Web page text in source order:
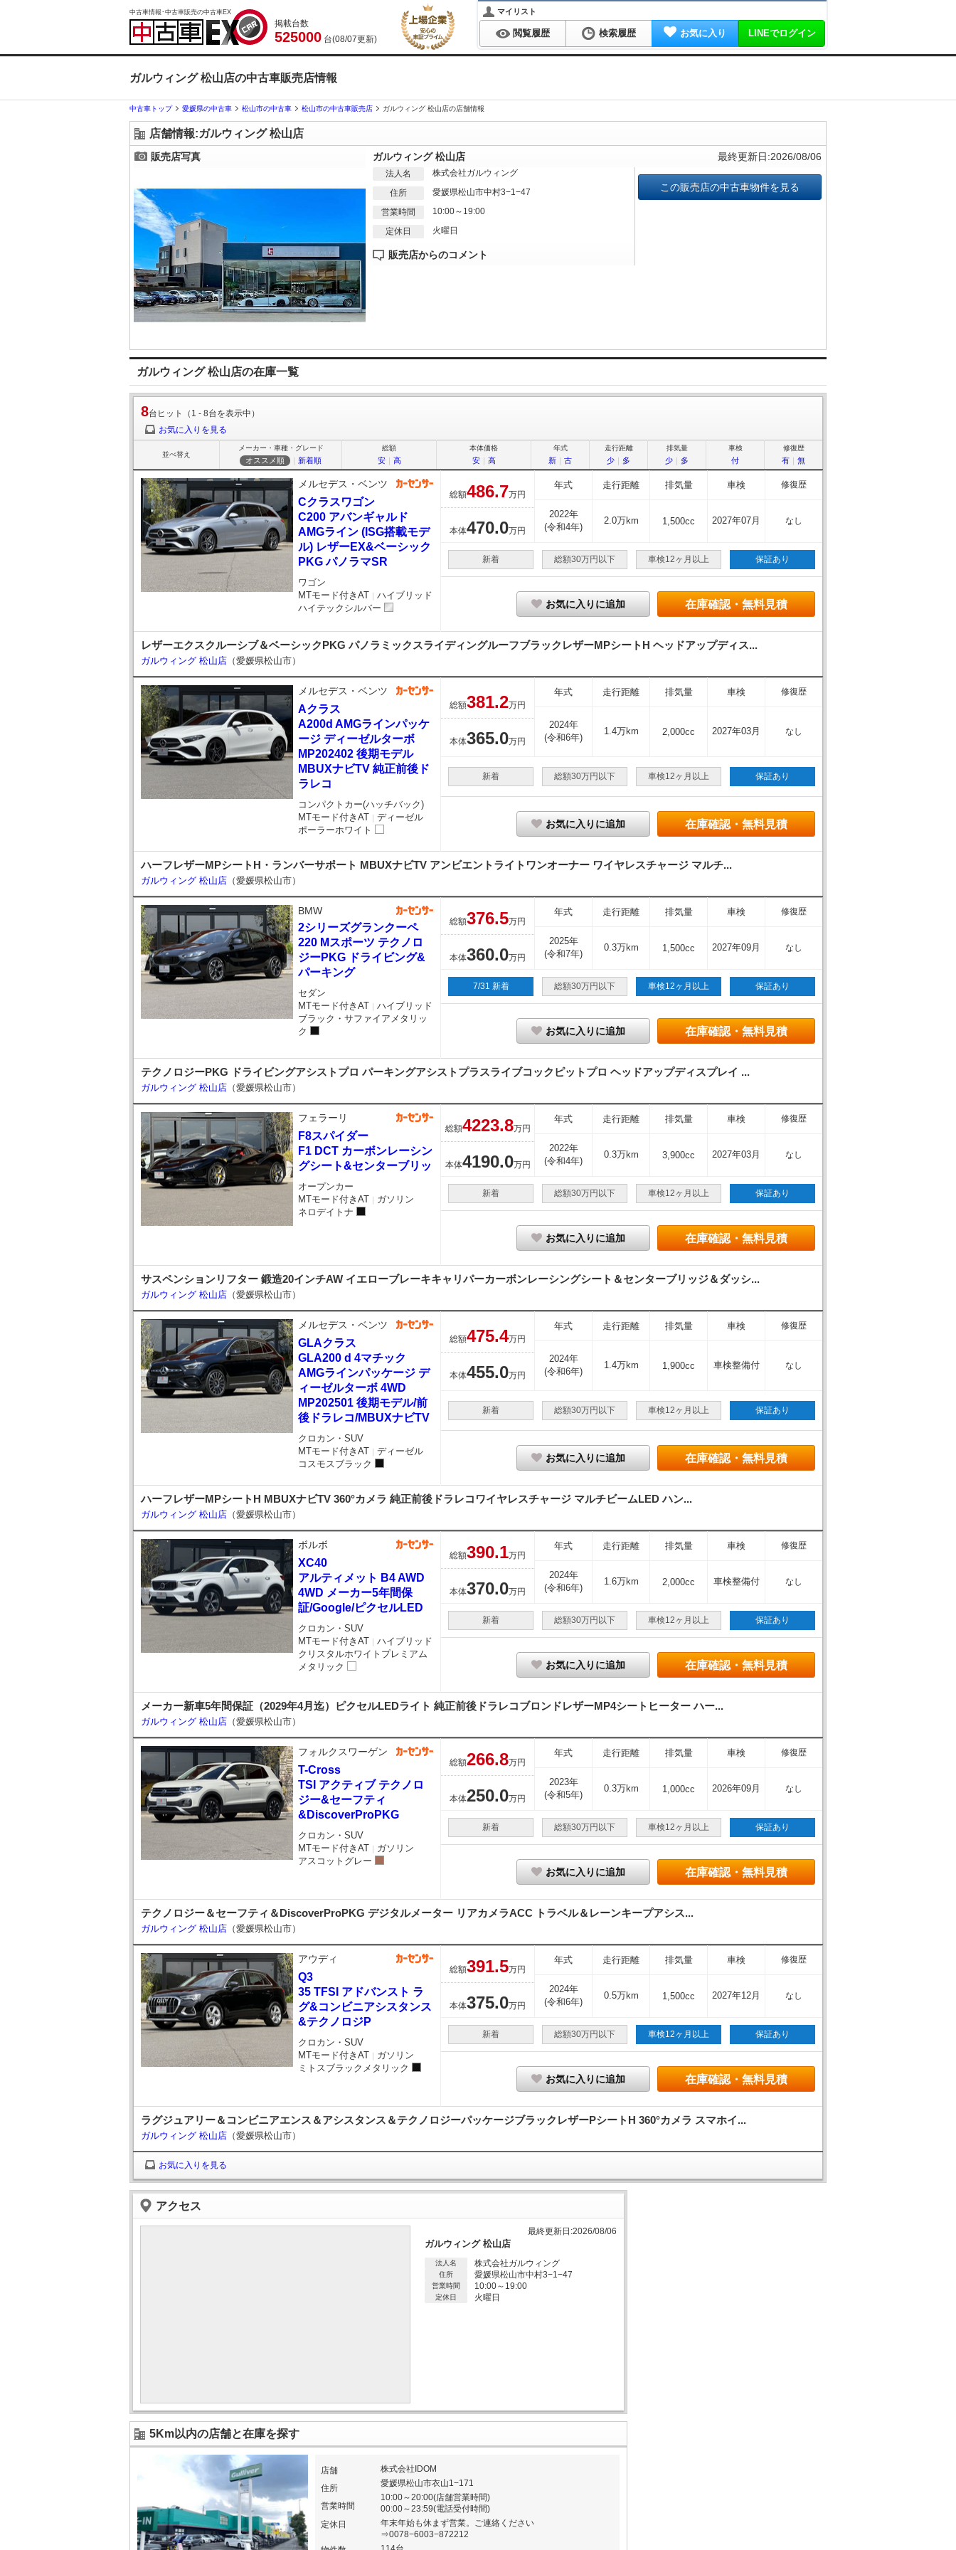
中古車情報･中古車販売の中古車EX
掲載台数
525000 台(08/07更新)
マイリスト
閲覧履歴 検索履歴 お気に入り LINEでログイン
ガルウィング 松山店の中古車販売店情報
中古車トップ 愛媛県の中古車 松山市の中古車 松山市の中古車販売店 ガルウィング 松山店の店舗情報
店舗情報:ガルウィング 松山店
販売店写真 ガルウィング 松山店
法人名
株式会社ガルウィング
住所
愛媛県松山市中村3−1−47
営業時間
10:00～19:00
定休日
火曜日
販売店からのコメント
最終更新日:2026/08/06
この販売店の中古車物件を見る
ガルウィング 松山店の在庫一覧
8台ヒット（1 - 8台を表示中）
お気に入りを見る
並べ替え
メーカー・車種・グレード
オススメ順 ｜ 新着順
総額
安｜ 高
本体価格
安｜ 高
年式
新 ｜ 古
走行距離
少 ｜ 多
排気量
少 ｜ 多
車検
付
修復歴
有 ｜ 無
メルセデス・ベンツ
Cクラスワゴン
C200 アバンギャルド
AMGライン (ISG搭載モデ
ル) レザーEX&ベーシック
PKG パノラマSR
ワゴン
MTモード付きAT ｜ ハイブリッド
ハイテックシルバー
総額486.7万円
本体470.0万円
年式 走行距離 排気量 車検 修復歴
2022年
(令和4年)
2.0万km 1,500cc 2027年07月 なし
新着 総額30万円以下 車検12ヶ月以上 保証あり
在庫確認・無料見積
お気に入りに追加
レザーエクスクルーシブ＆ベーシックPKG パノラミックスライディングルーフブラックレザーMPシートH ヘッドアップディス...
ガルウィング 松山店 （愛媛県松山市）
メルセデス・ベンツ
Aクラス
A200d AMGラインパッケ
ージ ディーゼルターボ
MP202402 後期モデル
MBUXナビTV 純正前後ド
ラレコ
コンパクトカー(ハッチバック)
MTモード付きAT ｜ ディーゼル
ポーラーホワイト
総額381.2万円
本体365.0万円
年式 走行距離 排気量 車検 修復歴
2024年
(令和6年)
1.4万km 2,000cc 2027年03月 なし
新着 総額30万円以下 車検12ヶ月以上 保証あり
在庫確認・無料見積
お気に入りに追加
ハーフレザーMPシートH・ランバーサポート MBUXナビTV アンビエントライトワンオーナー ワイヤレスチャージ マルチ...
ガルウィング 松山店 （愛媛県松山市）
BMW
2シリーズグランクーペ
220 Mスポーツ テクノロ
ジーPKG ドライビング&
パーキング
セダン
MTモード付きAT ｜ ハイブリッド
ブラック・サファイアメタリッ
ク
総額376.5万円
本体360.0万円
年式 走行距離 排気量 車検 修復歴
2025年
(令和7年)
0.3万km 1,500cc 2027年09月 なし
7/31 新着 総額30万円以下 車検12ヶ月以上 保証あり
在庫確認・無料見積
お気に入りに追加
テクノロジーPKG ドライビングアシストプロ パーキングアシストプラスライブコックピットプロ ヘッドアップディスプレイ ...
ガルウィング 松山店 （愛媛県松山市）
フェラーリ
F8スパイダー
F1 DCT カーボンレーシン
グシート&センターブリッ
オープンカー
MTモード付きAT ｜ ガソリン
ネロデイトナ
総額4223.8万円
本体4190.0万円
年式 走行距離 排気量 車検 修復歴
2022年
(令和4年)
0.3万km 3,900cc 2027年03月 なし
新着 総額30万円以下 車検12ヶ月以上 保証あり
在庫確認・無料見積
お気に入りに追加
サスペンションリフター 鍛造20インチAW イエローブレーキキャリパーカーボンレーシングシート＆センターブリッジ＆ダッシ...
ガルウィング 松山店 （愛媛県松山市）
メルセデス・ベンツ
GLAクラス
GLA200 d 4マチック
AMGラインパッケージ デ
ィーゼルターボ 4WD
MP202501 後期モデル/前
後ドラレコ/MBUXナビTV
クロカン・SUV
MTモード付きAT ｜ ディーゼル
コスモスブラック
総額475.4万円
本体455.0万円
年式 走行距離 排気量 車検 修復歴
2024年
(令和6年)
1.4万km 1,900cc 車検整備付 なし
新着 総額30万円以下 車検12ヶ月以上 保証あり
在庫確認・無料見積
お気に入りに追加
ハーフレザーMPシートH MBUXナビTV 360°カメラ 純正前後ドラレコワイヤレスチャージ マルチビームLED ハン...
ガルウィング 松山店 （愛媛県松山市）
ボルボ
XC40
アルティメット B4 AWD
4WD メーカー5年間保
証/Google/ピクセルLED
クロカン・SUV
MTモード付きAT ｜ ハイブリッド
クリスタルホワイトプレミアム
メタリック
総額390.1万円
本体370.0万円
年式 走行距離 排気量 車検 修復歴
2024年
(令和6年)
1.6万km 2,000cc 車検整備付 なし
新着 総額30万円以下 車検12ヶ月以上 保証あり
在庫確認・無料見積
お気に入りに追加
メーカー新車5年間保証（2029年4月迄）ピクセルLEDライト 純正前後ドラレコブロンドレザーMP4シートヒーター ハー...
ガルウィング 松山店 （愛媛県松山市）
フォルクスワーゲン
T-Cross
TSI アクティブ テクノロ
ジー&セーフティ
&DiscoverProPKG
クロカン・SUV
MTモード付きAT ｜ ガソリン
アスコットグレー
総額266.8万円
本体250.0万円
年式 走行距離 排気量 車検 修復歴
2023年
(令和5年)
0.3万km 1,000cc 2026年09月 なし
新着 総額30万円以下 車検12ヶ月以上 保証あり
在庫確認・無料見積
お気に入りに追加
テクノロジー＆セーフティ＆DiscoverProPKG デジタルメーター リアカメラACC トラベル＆レーンキープアシス...
ガルウィング 松山店 （愛媛県松山市）
アウディ
Q3
35 TFSI アドバンスト ラ
グ&コンビニアシスタンス
&テクノロジP
クロカン・SUV
MTモード付きAT ｜ ガソリン
ミトスブラックメタリック
総額391.5万円
本体375.0万円
年式 走行距離 排気量 車検 修復歴
2024年
(令和6年)
0.5万km 1,500cc 2027年12月 なし
新着 総額30万円以下 車検12ヶ月以上 保証あり
在庫確認・無料見積
お気に入りに追加
ラグジュアリー＆コンビニアエンス＆アシスタンス＆テクノロジーパッケージブラックレザーPシートH 360°カメラ スマホイ...
ガルウィング 松山店 （愛媛県松山市）
お気に入りを見る
アクセス
最終更新日:2026/08/06
ガルウィング 松山店
法人名 株式会社ガルウィング
住所 愛媛県松山市中村3−1−47
営業時間 10:00～19:00
定休日 火曜日
5Km以内の店舗と在庫を探す
店舗
株式会社IDOM
住所
愛媛県松山市衣山1−171
営業時間
10:00～20:00(店舗営業時間)
00:00～23:59(電話受付時間)
定休日
年末年始も休まず営業。ご連絡ください
⇒0078−6003−872212